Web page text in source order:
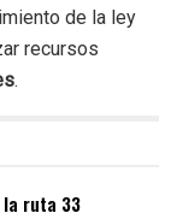
de la ley
recursos
.
la ruta 33